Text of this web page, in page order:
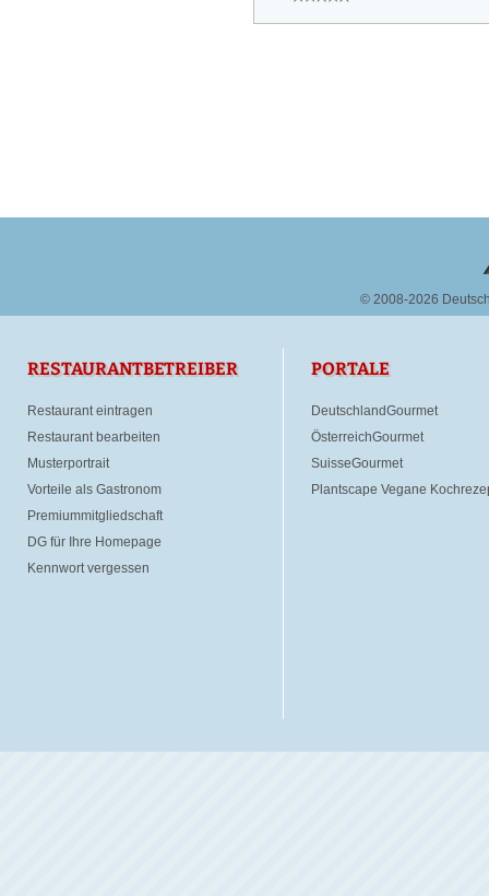
© 2008-2026
RESTAURANTBETREIBER
Restaurant eintragen
Restaurant bearbeiten
Musterportrait
Vorteile als Gastronom
Premiummitgliedschaft
DG für Ihre Homepage
Kennwort vergessen
PORTALE
DeutschlandGourmet
ÖsterreichGourmet
SuisseGourmet
Plantscape Vegane